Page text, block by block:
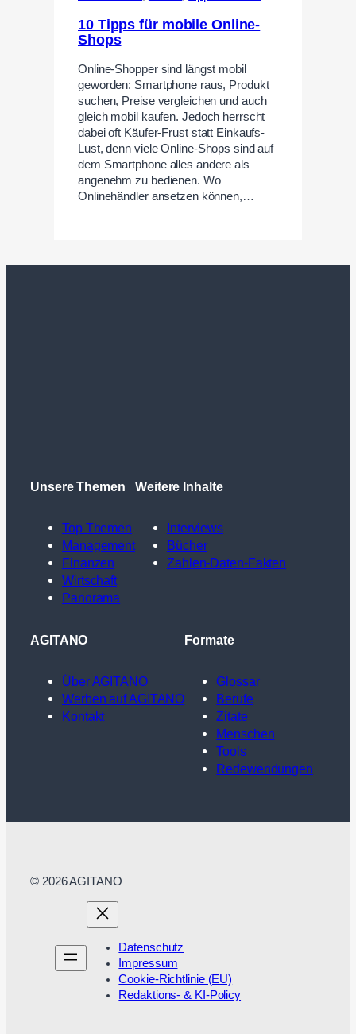
10 Tipps für mobile Online-
Shops
Online-Shopper sind längst mobil
geworden: Smartphone raus, Produkt
suchen, Preise vergleichen und auch
gleich mobil kaufen. Jedoch herrscht
dabei oft Käufer-Frust statt Einkaufs-
Lust, denn viele Online-Shops sind auf
dem Smartphone alles andere als
angenehm zu bedienen. Wo
Onlinehändler ansetzen können,…
Unsere Themen
Top Themen
Management
Finanzen
Wirtschaft
Panorama
Weitere Inhalte
Interviews
Bücher
Zahlen-Daten-Fakten
AGITANO
Über AGITANO
Werben auf AGITANO
Kontakt
Formate
Glossar
Berufe
Zitate
Menschen
Tools
Redewendungen
© 2026 AGITANO
Datenschutz
Impressum
Cookie-Richtlinie (EU)
Redaktions- & KI-Policy